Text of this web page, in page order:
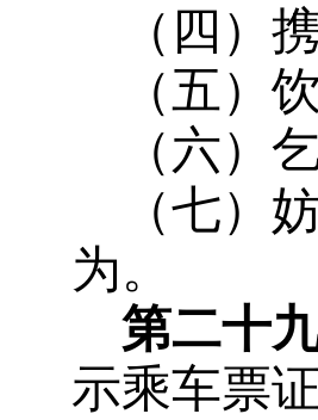
（四）
（五）
（六）
（七）
为。
第二十
示乘车票